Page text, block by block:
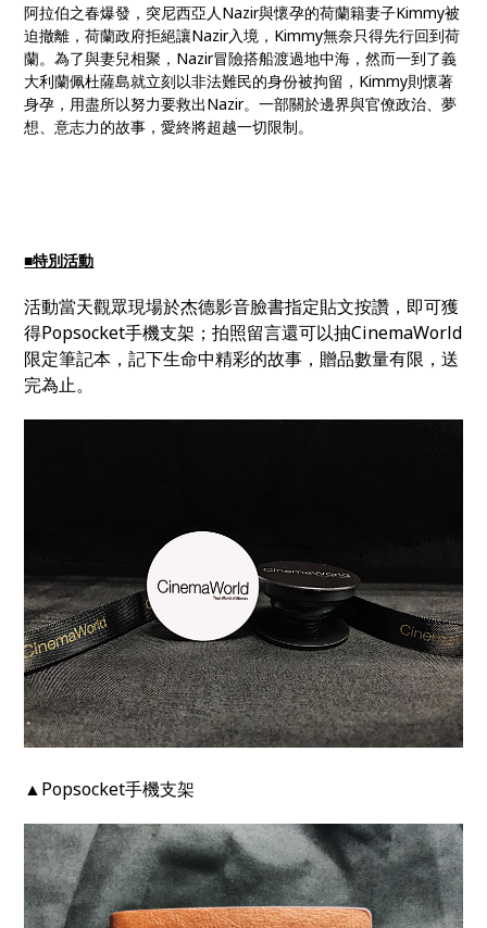
阿拉伯之春爆發，突尼西亞人Nazir與懷孕的荷蘭籍妻子Kimmy被
迫撤離，荷蘭政府拒絕讓Nazir入境，Kimmy無奈只得先行回到荷
蘭。為了與妻兒相聚，Nazir冒險搭船渡過地中海，然而一到了義
大利蘭佩杜薩島就立刻以非法難民的身份被拘留，Kimmy則懷著
身孕，用盡所以努力要救出Nazir。一部關於邊界與官僚政治、夢
想、意志力的故事，愛終將超越一切限制。
■特別活動
活動當天觀眾現場於杰德影音臉書指定貼文按讚，即可獲
得Popsocket手機支架；拍照留言還可以抽CinemaWorld
限定筆記本，記下生命中精彩的故事，贈品數量有限，送
完為止。
▲Popsocket手機支架